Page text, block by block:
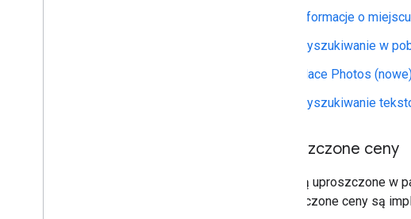
Informacje o
Wyszukiwanie w
Place Photos
Wyszukiwanie
Uproszczone ceny
Ceny są uproszczone w
Uproszczone ceny są